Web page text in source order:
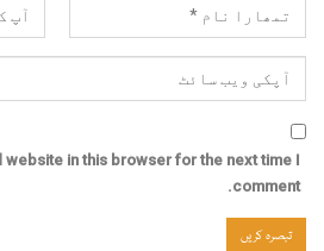
website in this browser for the next time I
comment.